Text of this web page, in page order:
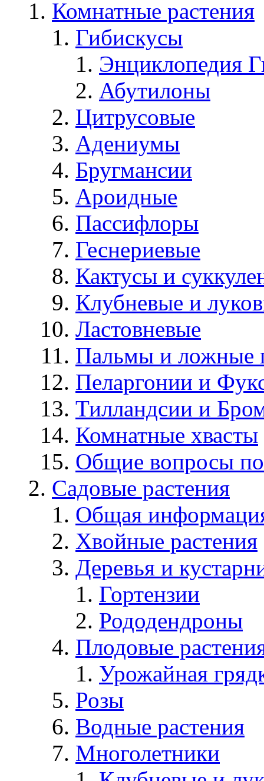
Комнатные растения
Гибискусы
Энциклопедия
Абутилоны
Цитрусовые
Адениумы
Бругмансии
Ароидные
Пассифлоры
Геснериевые
Кактусы и
Клубневые и
Ластовневые
Пальмы и ложные
Пеларгонии и
Тилландсии и
Комнатные хвасты
Общие вопросы
Садовые растения
Общая
Хвойные растения
Деревья и
Гортензии
Рододендроны
Плодовые
Урожайная
Розы
Водные растения
Многолетники